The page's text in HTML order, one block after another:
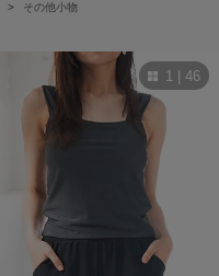
> その他小物
1 | 46